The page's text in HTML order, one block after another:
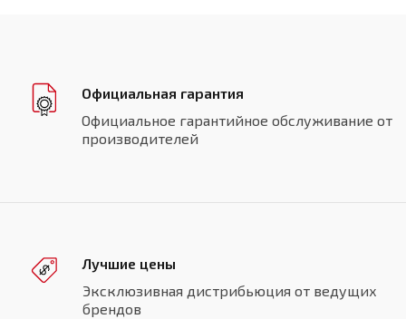
Официальная гарантия
Официальное гарантийное обслуживание от
производителей
Лучшие цены
Эксклюзивная дистрибьюция от ведущих
брендов